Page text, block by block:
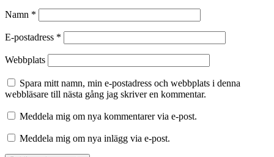
Namn *
E-postadress *
Webbplats
Spara mitt namn, min e-postadress och webbplats i denna
webbläsare till nästa gång jag skriver en kommentar.
Meddela mig om nya kommentarer via e-post.
Meddela mig om nya inlägg via e-post.